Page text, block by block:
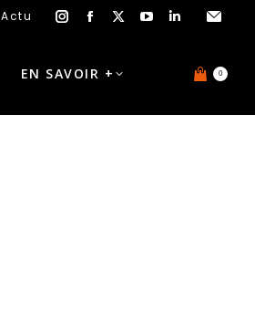
Actu
EN SAVOIR + 0